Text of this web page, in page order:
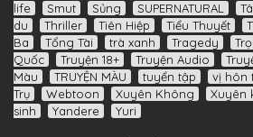
life
Smut Sủng SUPERNATURAL
du
Thriller Tiên Hiệp Tiểu Thuyết
Ba
Tổng Tài trà xanh Tragedy
Quốc
Truyện 18+ Truyện Audio
Màu
TRUYỆN MÀU tuyển tập vị hôn
Trụ
Webtoon Xuyên Không
Xuyên
sinh
Yandere Yuri